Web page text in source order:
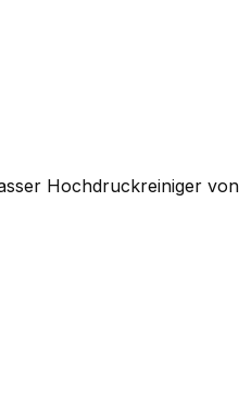
Hochdruckreiniger von